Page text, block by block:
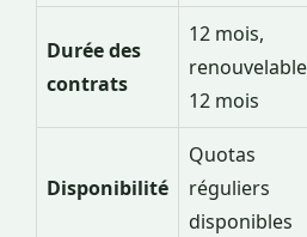
Durée des
contrats
12 mois,
renouvelable
12 mois
Disponibilité
Quotas
réguliers
disponibles